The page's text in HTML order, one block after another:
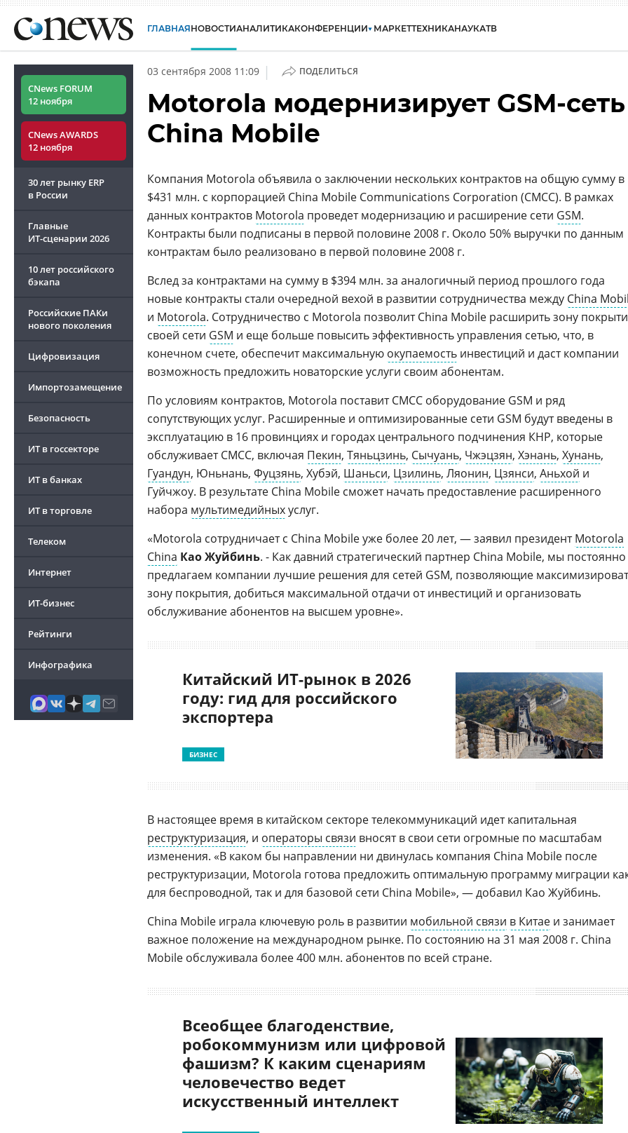
ГЛАВНАЯНОВОСТИАНАЛИТИКАКОНФЕРЕНЦИИ МАРКЕТТЕХНИКАНАУКАТВ
CNews FORUM
12 ноября
CNews AWARDS
12 ноября
30 лет рынку ERP
в России
Главные
ИТ-сценарии 2026
10 лет российского
бэкапа
Российские ПАКи
нового поколения
Цифровизация
Импортозамещение
Безопасность
ИТ в госсекторе
ИТ в банках
ИТ в торговле
Телеком
Интернет
ИТ-бизнес
Рейтинги
Инфографика
03 сентября 2008 11:09 | ПОДЕЛИТЬСЯ
Motorola модернизирует GSM-сеть
China Mobile
Компания Motorola объявила о заключении нескольких контрактов на общую сумму в
$431 млн. с корпорацией China Mobile Communications Corporation (CMCC). В рамках
данных контрактов Motorola проведет модернизацию и расширение сети GSM.
Контракты были подписаны в первой половине 2008 г. Около 50% выручки по данным
контрактам было реализовано в первой половине 2008 г.
Вслед за контрактами на сумму в $394 млн. за аналогичный период прошлого года
новые контракты стали очередной вехой в развитии сотрудничества между China
и Motorola. Сотрудничество с Motorola позволит China Mobile расширить зону
своей сети GSM и еще больше повысить эффективность управления сетью, что, в
конечном счете, обеспечит максимальную окупаемость инвестиций и даст компании
возможность предложить новаторские услуги своим абонентам.
По условиям контрактов, Motorola поставит CMCC оборудование GSM и ряд
сопутствующих услуг. Расширенные и оптимизированные сети GSM будут введены в
эксплуатацию в 16 провинциях и городах центрального подчинения КНР, которые
обслуживает CMCC, включая Пекин, Тяньцзинь, Сычуань, Чжэцзян, Хэнань, Хунань,
Гуандун, Юньнань, Фуцзянь, Хубэй, Шаньси, Цзилинь, Ляонин, Цзянси, Аньхой и
Гуйчжоу. В результате China Mobile сможет начать предоставление расширенного
набора мультимедийныхуслуг.
«Motorola сотрудничает с China Mobile уже более 20 лет, — заявил президентMotorola
China Као Жуйбинь. - Как давний стратегический партнер China Mobile, мы постоянно
предлагаем компании лучшие решения для сетей GSM, позволяющие
зону покрытия, добиться максимальной отдачи от инвестиций и организовать
обслуживание абонентов на высшем уровне».
Китайский ИТ-рынок в 2026
году: гид для российского
экспортера
БИЗНЕС
В настоящее время в китайском секторе телекоммуникаций идет капитальная
реструктуризация, и операторы связи вносят в свои сети огромные по масштабам
изменения. «В каком бы направлении ни двинулась компания China Mobile после
реструктуризации, Motorola готова предложить оптимальную программу миграции
для беспроводной, так и для базовой сети China Mobile», — добавил Као Жуйбинь.
China Mobile играла ключевую роль в развитии мобильной связи в Китае и занимает
важное положение на международном рынке. По состоянию на 31 мая 2008 г. China
Mobile обслуживала более 400 млн. абонентов по всей стране.
Всеобщее благоденствие,
робокоммунизм или цифровой
фашизм? К каким сценариям
человечество ведет
искусственный интеллект